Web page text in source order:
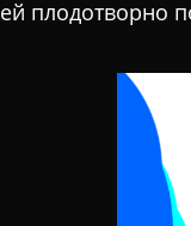
плодотворно